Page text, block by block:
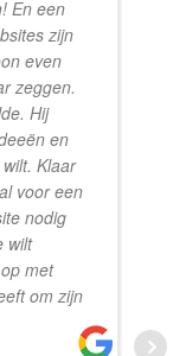
En een
zijn
even
zeggen.
Hij
en
Klaar
voor een
nodig
wilt
met
om zijn